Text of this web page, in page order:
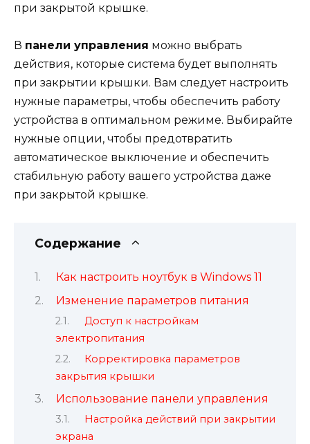
при закрытой крышке.
В панели управления можно выбрать
действия, которые система будет выполнять
при закрытии крышки. Вам следует настроить
нужные параметры, чтобы обеспечить работу
устройства в оптимальном режиме. Выбирайте
нужные опции, чтобы предотвратить
автоматическое выключение и обеспечить
стабильную работу вашего устройства даже
при закрытой крышке.
Содержание
Как настроить ноутбук в Windows 11
Изменение параметров питания
Доступ к настройкам
электропитания
Корректировка параметров
закрытия крышки
Использование панели управления
Настройка действий при закрытии
экрана